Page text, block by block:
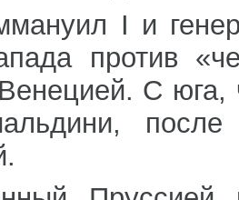
I и
против
С юга,
после